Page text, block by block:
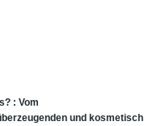
: Vom
und kosmetisch